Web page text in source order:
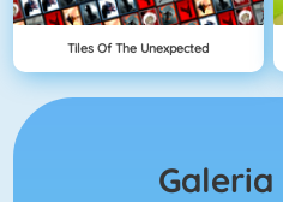
Tiles Of The Unexpected
Galeria